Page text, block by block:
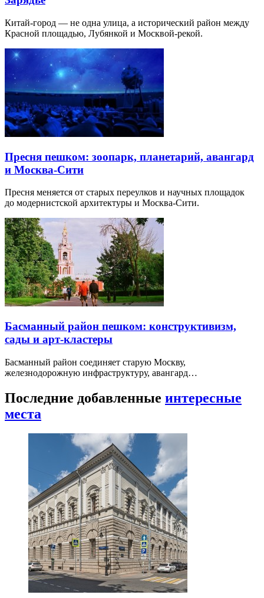
Китай-город — не одна улица, а исторический район между
Красной площадью, Лубянкой и Москвой-рекой.
Пресня пешком: зоопарк, планетарий, авангард
и Москва-Сити
Пресня меняется от старых переулков и научных площадок
до модернистской архитектуры и Москва-Сити.
Басманный район пешком: конструктивизм,
сады и арт-кластеры
Басманный район соединяет старую Москву,
железнодорожную инфраструктуру, авангард…
Последние добавленные интересные
места